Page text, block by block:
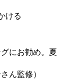
ける
にお勧め。夏
ん監修）